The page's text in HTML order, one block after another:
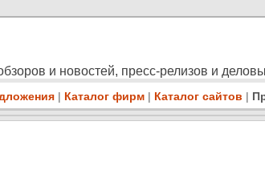
и новостей, пресс-релизов и
| Каталог фирм | Каталог сайтов |